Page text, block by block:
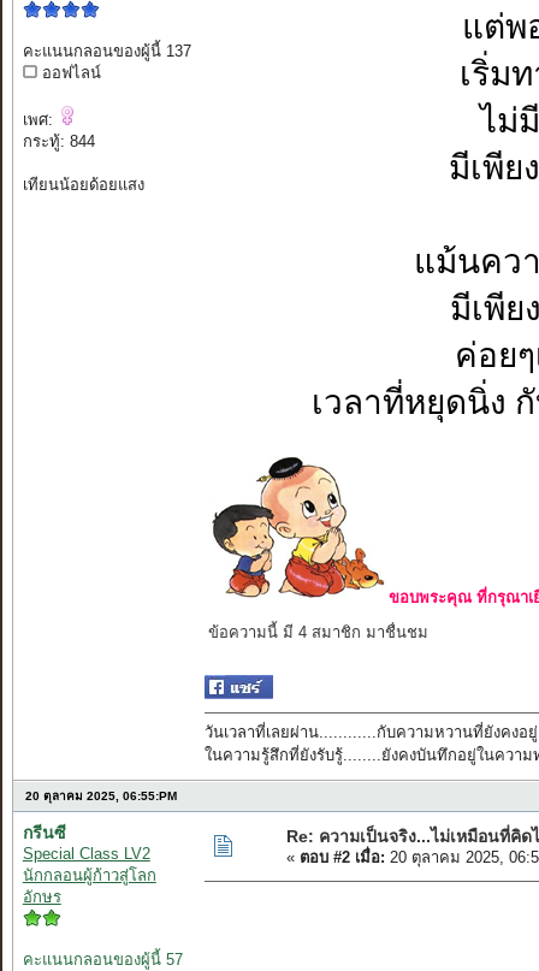
คะแนนกลอนของผู้นี้ 137
ออฟไลน์
เพศ:
กระทู้: 844
เทียนน้อยด้อยแสง
แต่พ
เริ่ม
ไม่
มีเพีย
แม้นคว
มีเพี
ค่อย
เวลาที่หยุดนิ่ง
ขอบพระคุณ ที่กรุณาเ
ข้อความนี้ มี 4 สมาชิก มาชื่นชม
วันเวลาที่เลยผ่าน............กับความหวานที่ยังคงอยู่
ในความรู้สึกที่ยังรับรู้........ยังคงบันทึกอยู่ในความ
20 ตุลาคม 2025, 06:55:PM
กรีนซี
Special Class LV2
นักกลอนผู้ก้าวสู่โลก
อักษร
คะแนนกลอนของผู้นี้ 57
Re: ความเป็นจริง...ไม่เหมือนที่คิด
« ตอบ #2 เมื่อ: 20 ตุลาคม 2025,